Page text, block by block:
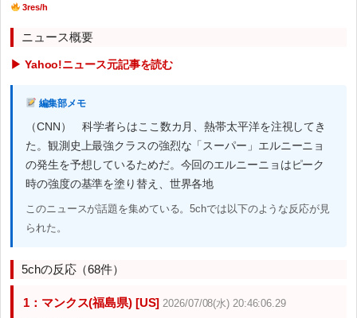
3res/h
ニュース概要
▶ Yahoo!ニュース元記事を読む
編集部メモ
（CNN） 科学者らはここ数カ月、熱帯太平洋を注視してき
た。観測史上最強クラスの強烈な「スーパー」エルニーニョ
の発生を予想しているためだ。今回のエルニーニョはピーク
時の強度の基準を塗り替え、世界各地
このニュースが話題を集めている。5chでは以下のような反応が見
られた。
5chの反応（68件）
1：マンクス(福島県) [US] 2026/07/08(水) 20:46:06.29